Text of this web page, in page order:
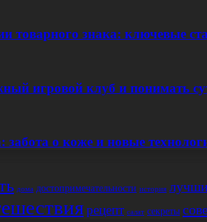
товарного знака: ключевые
игровой клуб и понимать
забота о коже и новые
дома достопримечательности история
рецепт салат секреты